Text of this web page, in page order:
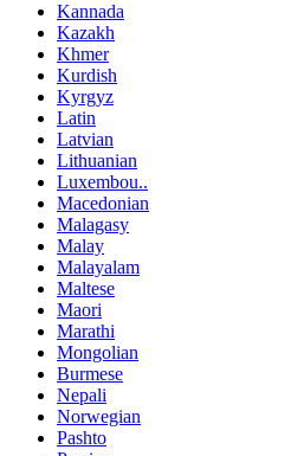
Kannada
Kazakh
Khmer
Kurdish
Kyrgyz
Latin
Latvian
Lithuanian
Luxembou..
Macedonian
Malagasy
Malay
Malayalam
Maltese
Maori
Marathi
Mongolian
Burmese
Nepali
Norwegian
Pashto